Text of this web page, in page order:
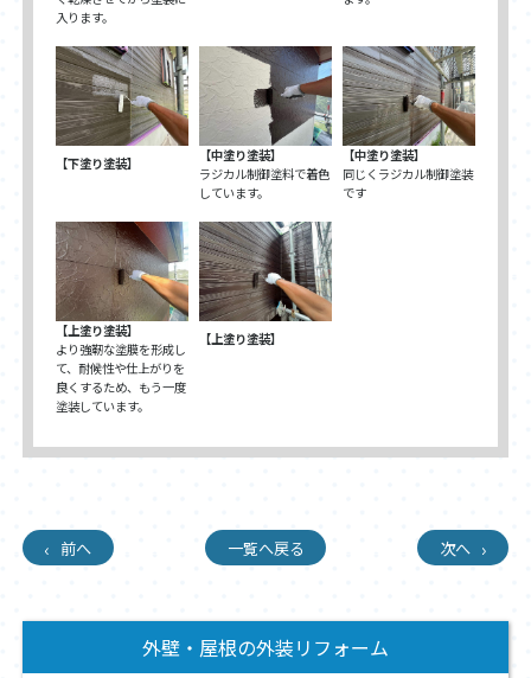
入ります。
【下塗り塗装】
【中塗り塗装】
ラジカル制御塗料で着色
しています。
【中塗り塗装】
同じくラジカル制御塗装
です
【上塗り塗装】
より強靭な塗膜を形成し
て、耐候性や仕上がりを
良くするため、もう一度
塗装しています。
【上塗り塗装】
前へ 一覧へ戻る 次へ
外壁・屋根の外装リフォーム